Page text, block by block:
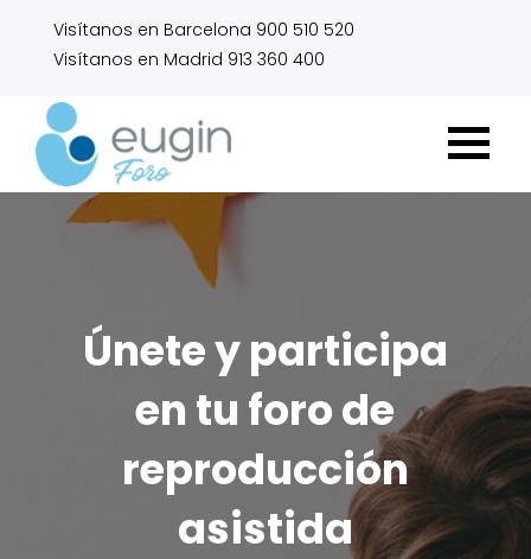
Visítanos en Barcelona 900 510 520
Visítanos en Madrid 913 360 400
Únete y participa
en tu foro de
reproducción
asistida